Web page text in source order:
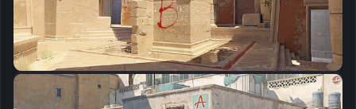
CSGO-He6jM-xSKE5-GtzOT-LAM5n-rWDND